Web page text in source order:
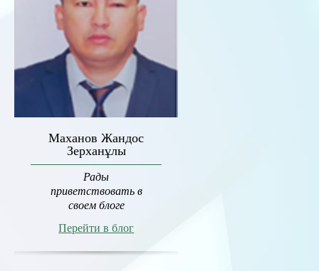
Маханов Жандос
Зерханұлы
Рады
приветствовать в
своем блоге
Перейти в блог